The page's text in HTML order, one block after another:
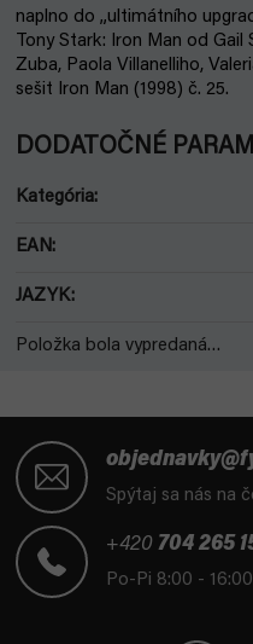
naplno do „ultimátního
Tony Stark: Iron Man od Gail
Zuba, Paola Villanelliho,
sešit Iron Man (1998) č. 25.
DODATOČNÉ
Kategória:
EAN:
JAZYK:
Položka bola vypredaná…
Spýtaj sa nás na
+420 704 265
Po-Pi 8:00 - 16:00